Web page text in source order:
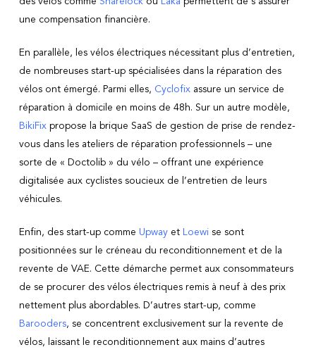
une compensation financière.
En parallèle, les vélos électriques nécessitant plus d’entretien,
de nombreuses start-up spécialisées dans la réparation des
vélos ont émergé. Parmi elles, Cyclofixassure un service de
réparation à domicile en moins de 48h. Sur un autre modèle,
BikiFixpropose la brique SaaS de gestion de prise de rendez-
vous dans les ateliers de réparation professionnels – une
sorte de « Doctolib » du vélo – offrant une expérience
digitalisée aux cyclistes soucieux de l’entretien de leurs
véhicules.
Enfin, des start-up comme Upwayet Loewise sont
positionnées sur le créneau du reconditionnement et de la
revente de VAE. Cette démarche permet aux consommateurs
de se procurer des vélos électriques remis à neuf à des prix
nettement plus abordables. D’autres start-up, comme
Barooders, se concentrent exclusivement sur la revente de
vélos, laissant le reconditionnement aux mains d’autres